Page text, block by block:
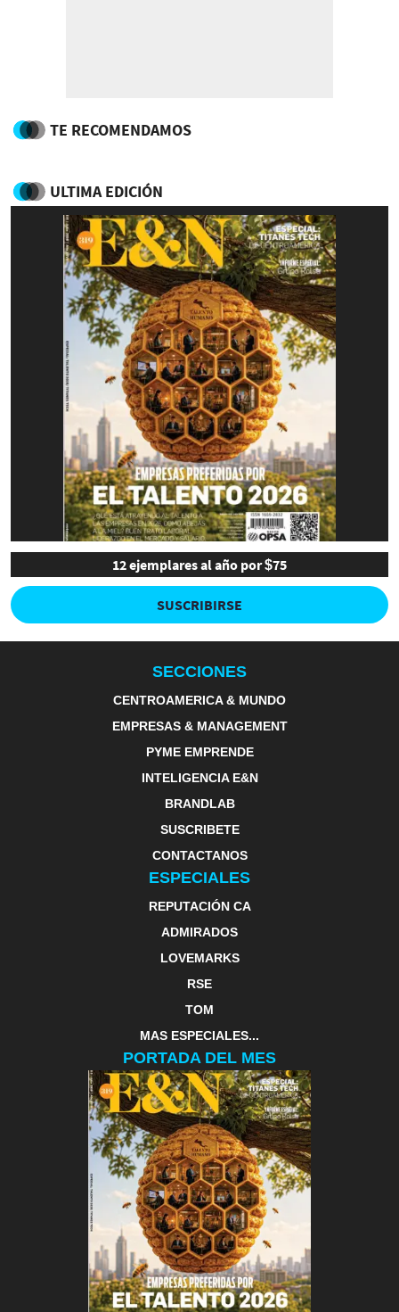
TE RECOMENDAMOS
ULTIMA EDICIÓN
12 ejemplares al año por $75
SUSCRIBIRSE
SECCIONES
CENTROAMERICA & MUNDO
EMPRESAS & MANAGEMENT
PYME EMPRENDE
INTELIGENCIA E&N
BRANDLAB
SUSCRIBETE
CONTACTANOS
ESPECIALES
REPUTACIÓN CA
ADMIRADOS
LOVEMARKS
RSE
TOM
MAS ESPECIALES...
PORTADA DEL MES